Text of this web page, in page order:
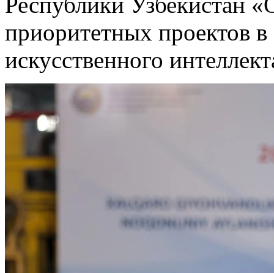
приоритетных проектов в
искусственного